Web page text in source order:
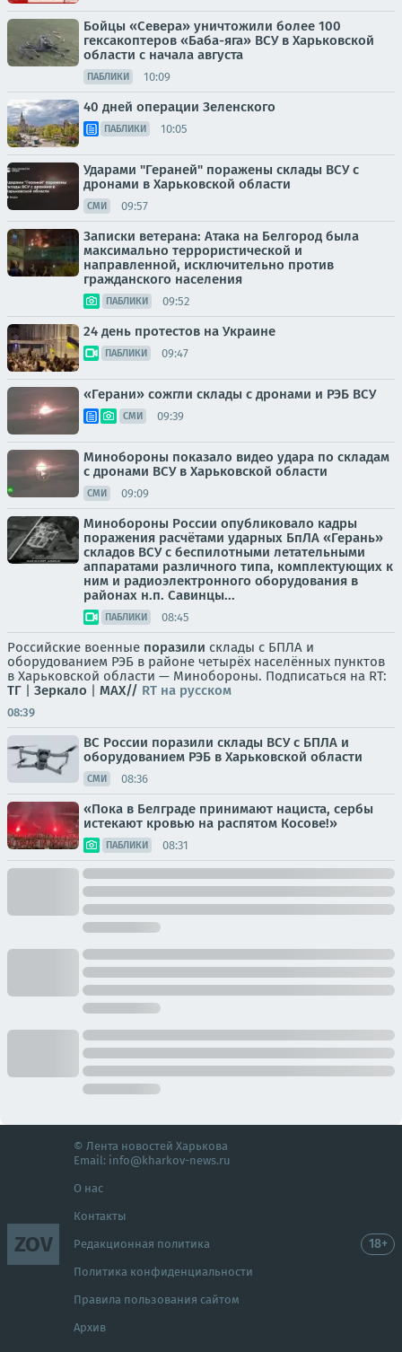
Бойцы «Севера» уничтожили более 100
гексакоптеров «Баба-яга» ВСУ в Харьковской
области с начала августа
ПАБЛИКИ 10:09
40 дней операции Зеленского
ПАБЛИКИ 10:05
Ударами "Гераней" поражены склады ВСУ с
дронами в Харьковской области
СМИ 09:57
Записки ветерана: Атака на Белгород была
максимально террористической и
направленной, исключительно против
гражданского населения
ПАБЛИКИ 09:52
24 день протестов на Украине
ПАБЛИКИ 09:47
«Герани» сожгли склады с дронами и РЭБ ВСУ
СМИ 09:39
Минобороны показало видео удара по складам
с дронами ВСУ в Харьковской области
СМИ 09:09
Минобороны России опубликовало кадры
поражения расчётами ударных БпЛА «Герань»
складов ВСУ с беспилотными летательными
аппаратами различного типа, комплектующих к
ним и радиоэлектронного оборудования в
районах н.п. Савинцы...
ПАБЛИКИ 08:45
Российские военные поразили склады с БПЛА и
оборудованием РЭБ в районе четырёх населённых пунктов
в Харьковской области — Минобороны. Подписаться на RT:
ТГ | Зеркало | MAX// RT на русском
08:39
ВС России поразили склады ВСУ с БПЛА и
оборудованием РЭБ в Харьковской области
СМИ 08:36
«Пока в Белграде принимают нациста, сербы
истекают кровью на распятом Косове!»
ПАБЛИКИ 08:31
ZOV
© Лента новостей Харькова
Email: info@kharkov-news.ru
О нас
Контакты
Редакционная политика
Политика конфиденциальности
Правила пользования сайтом
Архив
18+